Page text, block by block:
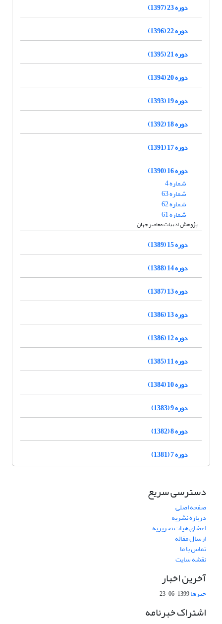
دوره 23 (1397)
دوره 22 (1396)
دوره 21 (1395)
دوره 20 (1394)
دوره 19 (1393)
دوره 18 (1392)
دوره 17 (1391)
دوره 16 (1390)
شماره 4
شماره 63
شماره 62
شماره 61
پژوهش ادبیات معاصر جهان
دوره 15 (1389)
دوره 14 (1388)
دوره 13 (1387)
دوره 13 (1386)
دوره 12 (1386)
دوره 11 (1385)
دوره 10 (1384)
دوره 9 (1383)
دوره 8 (1382)
دوره 7 (1381)
دسترسی سریع
صفحه اصلی
درباره نشریه
اعضای هیات تحریریه
ارسال مقاله
تماس با ما
نقشه سایت
آخرین اخبار
خبرها1399-06-23
اشتراک خبرنامه